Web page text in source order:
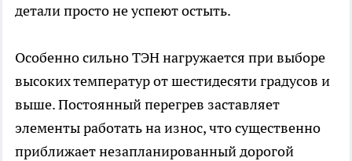
детали просто не успеют остыть.
Особенно сильно ТЭН нагружается при выборе
высоких температур от шестидесяти градусов и
выше. Постоянный перегрев заставляет
элементы работать на износ, что существенно
приближает незапланированный дорогой